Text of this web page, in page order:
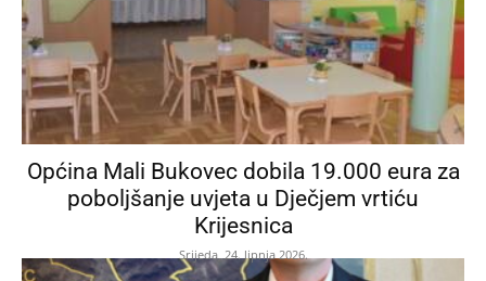
Općina Mali Bukovec dobila 19.000 eura za
poboljšanje uvjeta u Dječjem vrtiću
Krijesnica
Srijeda, 24. lipnja 2026.